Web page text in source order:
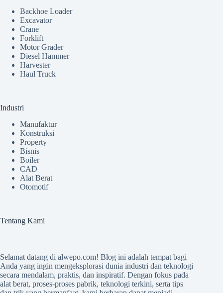
Backhoe Loader
Excavator
Crane
Forklift
Motor Grader
Diesel Hammer
Harvester
Haul Truck
Industri
Manufaktur
Konstruksi
Property
Bisnis
Boiler
CAD
Alat Berat
Otomotif
Tentang Kami
Selamat datang di alwepo.com! Blog ini adalah tempat bagi
Anda yang ingin mengeksplorasi dunia industri dan teknologi
secara mendalam, praktis, dan inspiratif. Dengan fokus pada
alat berat, proses-proses pabrik, teknologi terkini, serta tips